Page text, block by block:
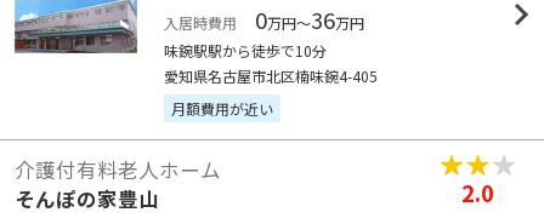
入居時費用
0万円～36万円
味鋺駅駅から徒歩で10分
愛知県名古屋市北区楠味鋺4-405
月額費用が近い
介護付有料老人ホーム
そんぽの家豊山
2.0